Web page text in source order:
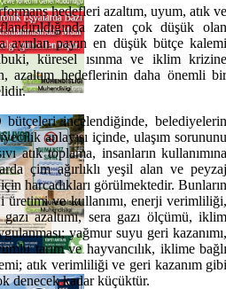
hedefleri azaltım, uyum, atık
zaten çok düşük
ayrılan payın en düşük bütçe
küresel ısınma ve iklim
azaltım hedeflerinin daha önemli
incelendiğinde,
anlayışı içinde, ulaşım
atık toplama, insanların
çim ağırlıklı yeşil alan ve
harcadıkları görülmektedir.
üretimi ve kullanımı, enerji
azaltımı, sera gazı ölçümü,
yağmur suyu geri
tarım ve hayvancılık, iklime
atık verimliliği ve geri kazanım
denecek kadar küçüktür.